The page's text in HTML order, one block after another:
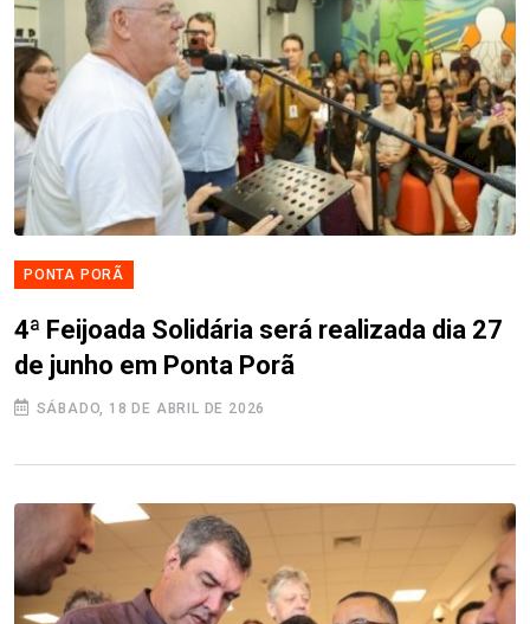
PONTA PORÃ
4ª Feijoada Solidária será realizada dia 27
de junho em Ponta Porã
SÁBADO, 18 DE ABRIL DE 2026